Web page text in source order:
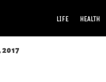
LIFE HEALTH